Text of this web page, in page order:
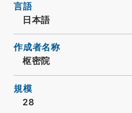
言語
日本語
作成者名称
枢密院
規模
28